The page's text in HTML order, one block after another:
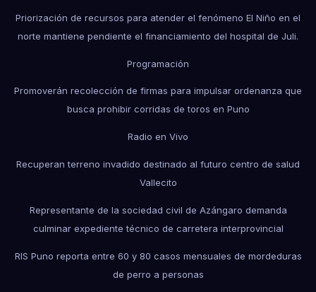
Priorización de recursos para atender el fenómeno El Niño en el
norte mantiene pendiente el financiamiento del hospital de Juli.
Programación
Promoverán recolección de firmas para impulsar ordenanza que
busca prohibir corridas de toros en Puno
Radio en Vivo
Recuperan terreno invadido destinado al futuro centro de salud
Vallecito
Representante de la sociedad civil de Azángaro demanda
culminar expediente técnico de carretera interprovincial
RIS Puno reporta entre 60 y 80 casos mensuales de mordeduras
de perro a personas